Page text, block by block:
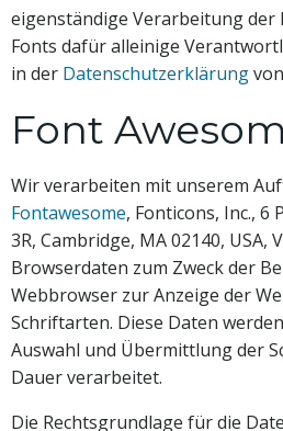
eigenständige Verarbeitung der
Fonts dafür alleinige
in der Datenschutzerklärung
Font
Wir verarbeiten mit unserem
Fontawesome, Fonticons, Inc., 6
3R, Cambridge, MA 02140,
Browserdaten zum Zweck der
Webbrowser zur Anzeige der
Schriftarten. Diese Daten
Auswahl und Übermittlung der
Dauer verarbeitet.
Die Rechtsgrundlage für die